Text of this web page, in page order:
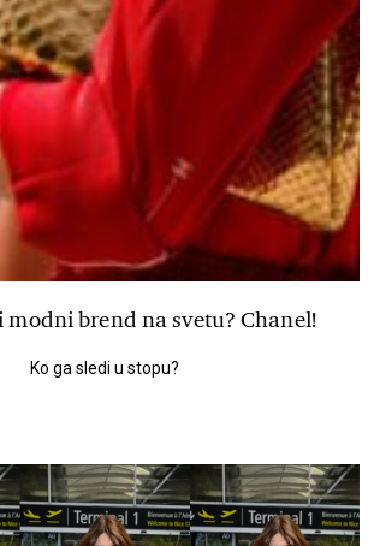
brend na svetu? Chanel!
Ko ga sledi u stopu?